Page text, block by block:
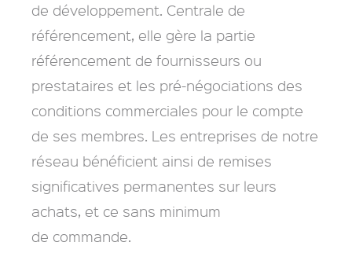
de développement. Centrale de
référencement, elle gère la partie
référencement de fournisseurs ou
prestataires et les pré-négociations des
conditions commerciales pour le compte
de ses membres. Les entreprises de notre
réseau bénéficient ainsi de remises
significatives permanentes sur leurs
achats, et ce sans minimum
de commande.